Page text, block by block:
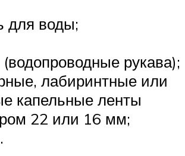
для воды;
рукава);
лабиринтные или
капельные ленты
22 или 16 мм;